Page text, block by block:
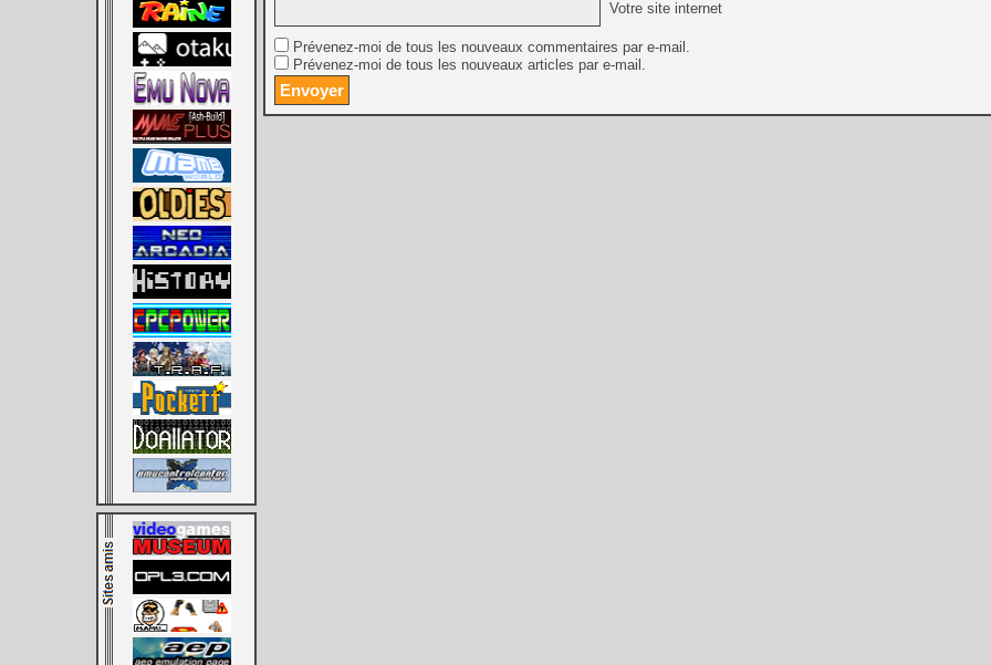
Votre site internet
Prévenez-moi de tous les nouveaux commentaires par e-mail.
Prévenez-moi de tous les nouveaux articles par e-mail.